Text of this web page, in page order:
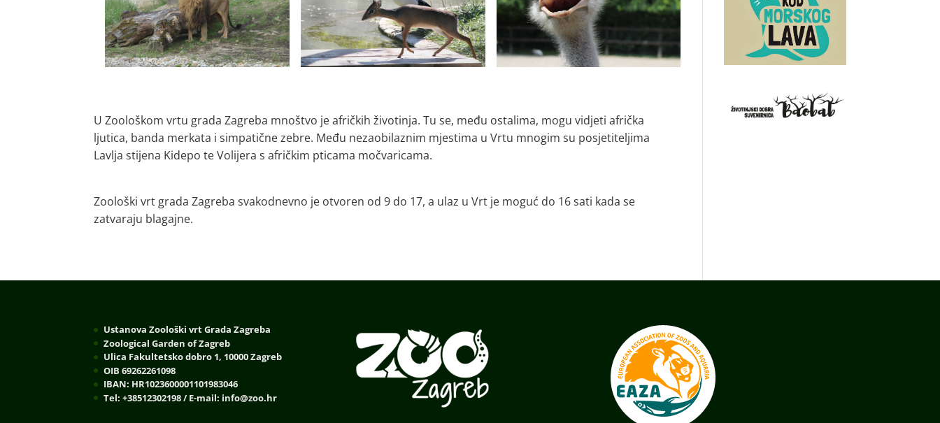
U Zoološkom vrtu grada Zagreba mnoštvo je afričkih životinja. Tu se, među ostalima, mogu vidjeti afrička
ljutica, banda merkata i simpatične zebre. Među nezaobilaznim mjestima u Vrtu mnogim su posjetiteljima
Lavlja stijena Kidepo te Volijera s afričkim pticama močvaricama.
Zoološki vrt grada Zagreba svakodnevno je otvoren od 9 do 17, a ulaz u Vrt je moguć do 16 sati kada se
zatvaraju blagajne.
Ustanova Zoološki vrt Grada Zagreba
Zoological Garden of Zagreb
Ulica Fakultetsko dobro 1, 10000 Zagreb
OIB 69262261098
IBAN: HR1023600001101983046
Tel: +38512302198 / E-mail: info@zoo.hr